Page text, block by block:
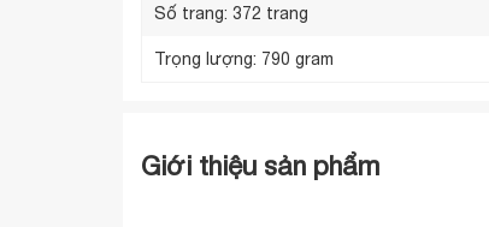
Số trang: 372 trang
Trọng lượng: 790 gram
Giới thiệu sản phẩm